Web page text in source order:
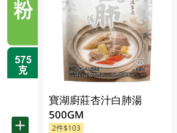
寶湖廚莊杏汁白肺湯
500GM
2件$103